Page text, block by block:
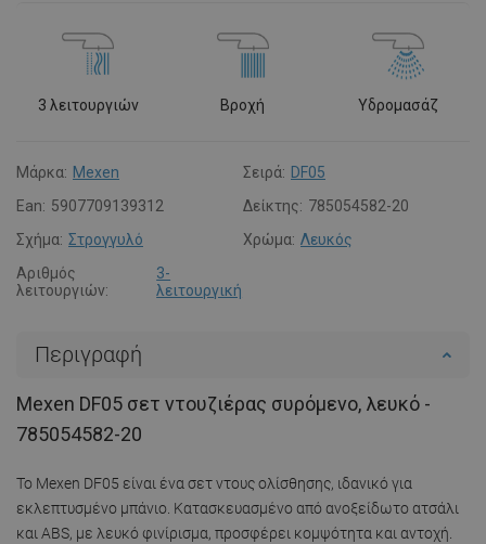
3 λειτουργιών Βροχή Υδρομασάζ
Μάρκα: Mexen Σειρά: DF05
Ean: 5907709139312 Δείκτης: 785054582-20
Σχήμα: Στρογγυλό Χρώμα: Λευκός
Αριθμός
λειτουργιών:
3-
λειτουργική
Περιγραφή
Mexen DF05 σετ ντουζιέρας συρόμενο, λευκό -
785054582-20
Το Mexen DF05 είναι ένα σετ ντους ολίσθησης, ιδανικό για
εκλεπτυσμένο μπάνιο. Κατασκευασμένο από ανοξείδωτο ατσάλι
και ABS, με λευκό φινίρισμα, προσφέρει κομψότητα και αντοχή.